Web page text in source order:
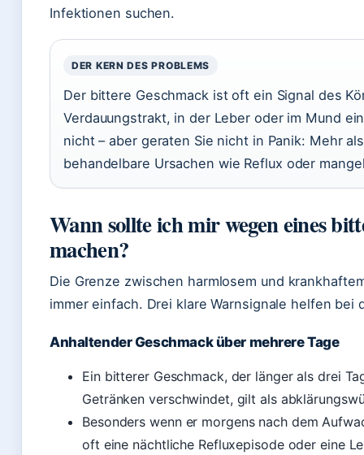
Infektionen suchen.
DER KERN DES PROBLEMS
Der bittere Geschmack ist oft ein Signal des
Verdauungstrakt, in der Leber oder im Mund
nicht – aber geraten Sie nicht in Panik: Mehr
behandelbare Ursachen wie Reflux oder
Wann sollte ich mir wegen eines
machen?
Die Grenze zwischen harmlosem und
immer einfach. Drei klare Warnsignale helfen bei
Anhaltender Geschmack über mehrere Tage
Ein bitterer Geschmack, der länger als drei
Getränken verschwindet, gilt als
Besonders wenn er morgens nach dem
oft eine nächtliche Refluxepisode oder eine